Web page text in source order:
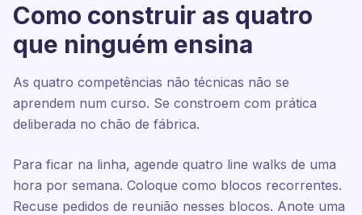
Como construir as quatro
que ninguém ensina
As quatro competências não técnicas não se
aprendem num curso. Se constroem com prática
deliberada no chão de fábrica.
Para ficar na linha, agende quatro line walks de uma
hora por semana. Coloque como blocos recorrentes.
Recuse pedidos de reunião nesses blocos. Anote uma